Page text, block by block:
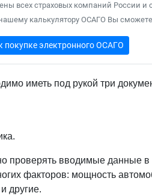
всех страховых компаний России
калькулятору ОСАГО Вы
покупке электронного ОСАГО
иметь под рукой три
проверять вводимые данные в
факторов: мощность
другие.